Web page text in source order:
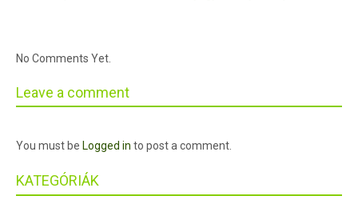
No Comments Yet.
Leave a comment
You must be Logged in to post a comment.
KATEGÓRIÁK